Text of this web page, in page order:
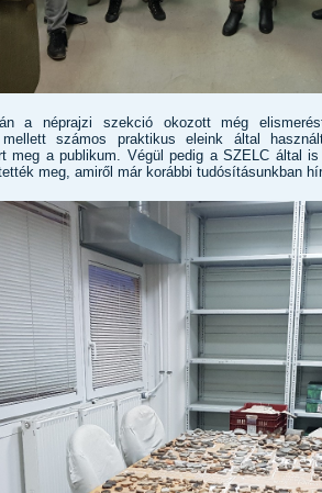
a néprajzi szekció okozott még
mellett számos praktikus eleink által
meg a publikum. Végül pedig a SZELC által
meg, amiről már korábbi tudósításunkban